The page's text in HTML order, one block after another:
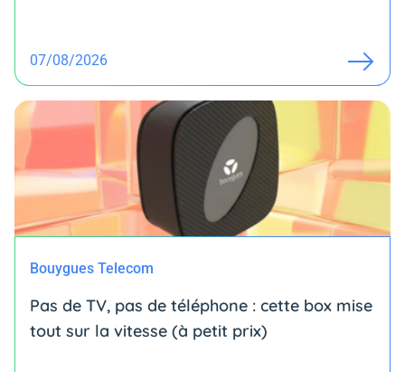
07/08/2026
Bouygues Telecom
Pas de TV, pas de téléphone : cette box mise
tout sur la vitesse (à petit prix)